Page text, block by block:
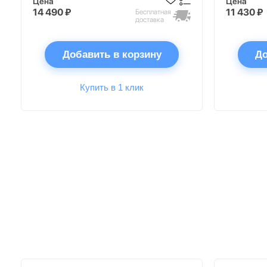
14 490 ₽
Бесплатная
доставка
Добавить в корзину
Купить в 1 клик
11 430 ₽